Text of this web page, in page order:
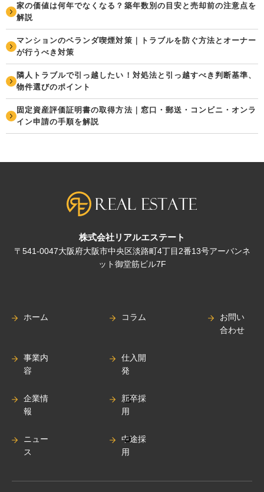
家の価値は何年でなくなる？築年数別の目安と売却前の注意点を
解説
マンションのベランダ喫煙対策｜トラブルを防ぐ方法とオーナー
が行うべき対策
隣人トラブルで引っ越したい！対処法と引っ越すべき判断基準、
物件選びのポイント
固定資産評価証明書の取得方法｜窓口・郵送・コンビニ・オンラ
イン申請の手順を解説
株式会社リアルエステート
〒541-0047大阪府大阪市中央区淡路町4丁目2番13号アーバンネ
ット御堂筋ビル7F
ホーム
事業内
容
企業情
報
ニュー
ス
コラム
仕入開
発
新卒採
用
中途採
用
お問い
合わせ